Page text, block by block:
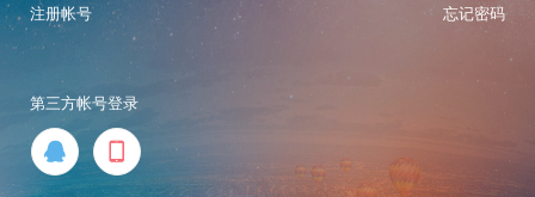
忘记密码
注册帐号
第三方帐号登录
 